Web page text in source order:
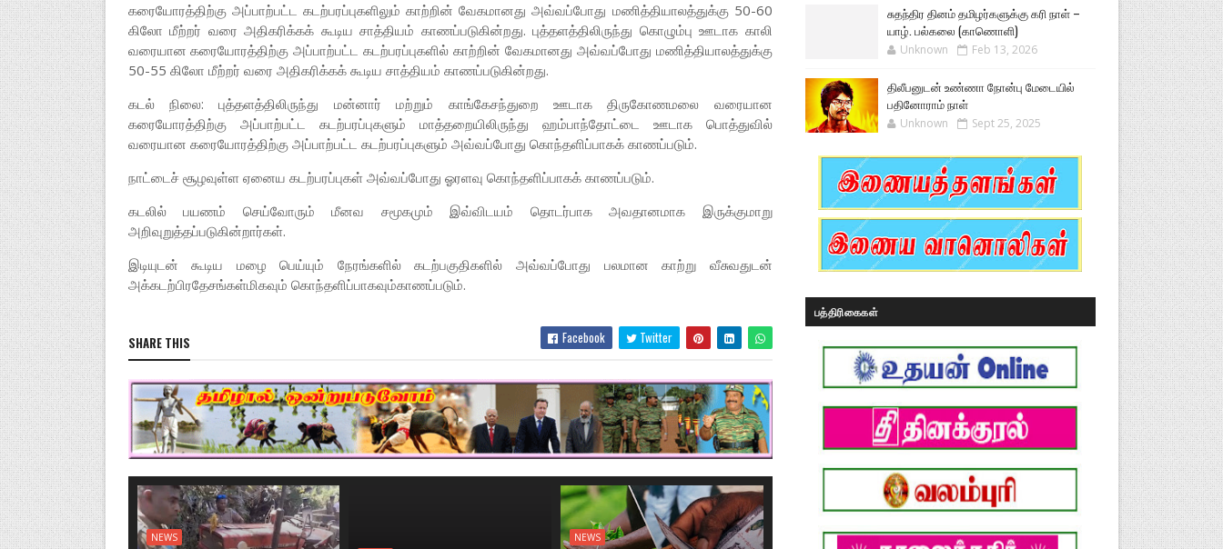
கரையோரத்திற்கு அப்பாற்பட்ட கடற்பரப்புகளிலும் காற்றின் வேகமானது அவ்வப்போது மணித்தியாலத்துக்கு 50-60
கிலோ மீற்றர் வரை அதிகரிக்கக் கூடிய சாத்தியம் காணப்படுகின்றது. புத்தளத்திலிருந்து கொழும்பு ஊடாக காலி
வரையான கரையோரத்திற்கு அப்பாற்பட்ட கடற்பரப்புகளில் காற்றின் வேகமானது அவ்வப்போது மணித்தியாலத்துக்கு
50-55 கிலோ மீற்றர் வரை அதிகரிக்கக் கூடிய சாத்தியம் காணப்படுகின்றது.
கடல் நிலை: புத்தளத்திலிருந்து மன்னார் மற்றும் காங்கேசந்துறை ஊடாக திருகோணமலை வரையான
கரையோரத்திற்கு அப்பாற்பட்ட கடற்பரப்புகளும் மாத்தறையிலிருந்து ஹம்பாந்தோட்டை ஊடாக பொத்துவில்
வரையான கரையோரத்திற்கு அப்பாற்பட்ட கடற்பரப்புகளும் அவ்வப்போது கொந்தளிப்பாகக் காணப்படும்.
நாட்டைச் சூழவுள்ள ஏனைய கடற்பரப்புகள் அவ்வப்போது ஓரளவு கொந்தளிப்பாகக் காணப்படும்.
கடலில் பயணம் செய்வோரும் மீனவ சமூகமும் இவ்விடயம் தொடர்பாக அவதானமாக இருக்குமாறு
அறிவுறுத்தப்படுகின்றார்கள்.
இடியுடன் கூடிய மழை பெய்யும் நேரங்களில் கடற்பகுதிகளில் அவ்வப்போது பலமான காற்று வீசுவதுடன்
அக்கடற்பிரதேசங்கள்மிகவும் கொந்தளிப்பாகவும்காணப்படும்.
SHARE THIS Facebook Twitter
NEWS NEWS
சுதந்திர தினம் தமிழர்களுக்கு கரி நாள் –
யாழ். பல்கலை (காணொளி)
Unknown Feb 13, 2026
திலீபனுடன் உண்ணா நோன்பு மேடையில்
பதினோராம் நாள்
Unknown Sept 25, 2025
பத்திரிகைகள்